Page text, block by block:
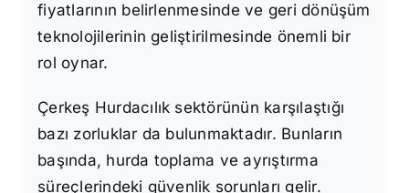
fiyatlarının belirlenmesinde ve geri dönüşüm
teknolojilerinin geliştirilmesinde önemli bir
rol oynar.
Çerkeş Hurdacılık sektörünün karşılaştığı
bazı zorluklar da bulunmaktadır. Bunların
başında, hurda toplama ve ayrıştırma
süreçlerindeki güvenlik sorunları gelir.